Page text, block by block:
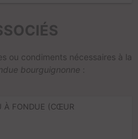
ou condiments nécessaires à la
bourguignonne :
À FONDUE (CŒUR